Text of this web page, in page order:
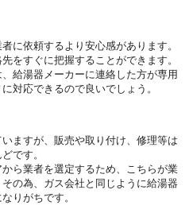
に依頼するより安心感があります。
をすぐに把握することができます。
給湯器メーカーに連絡した方が専用
対応できるので良いでしょう。
ますが、販売や取り付け、修理等は
です。
ら業者を選定するため、こちらが業
の為、ガス会社と同じように給湯器
りがちです。